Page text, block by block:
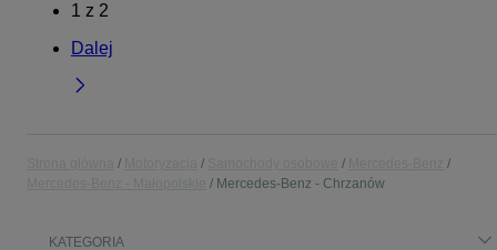
1 z 2
Dalej
Mercedes-Benz - Chrzanów
KATEGORIA